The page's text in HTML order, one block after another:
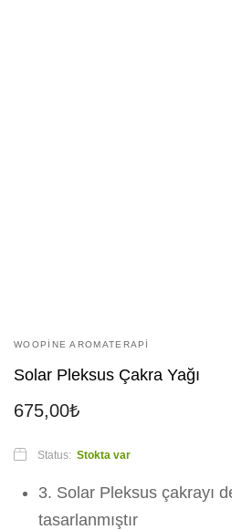
WOOPINE AROMATERAPI
Solar Pleksus Çakra Yağı
675,00₺
Status: Stokta var
3. Solar Pleksus çakrayı
tasarlanmıştır